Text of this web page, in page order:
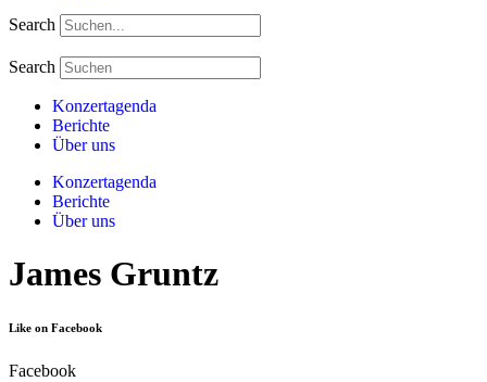
Search
Search
Konzertagenda
Berichte
Über uns
Konzertagenda
Berichte
Über uns
James Gruntz
Like on Facebook
Facebook